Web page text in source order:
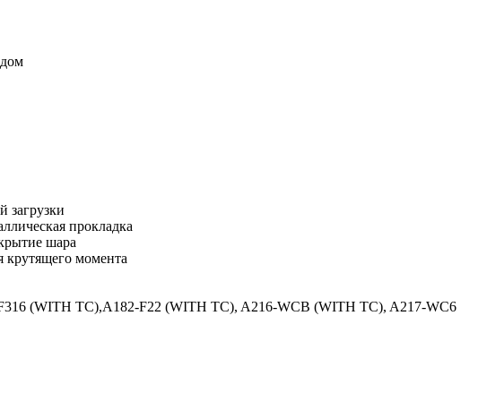
загрузки
прокладка
шара
момента
(WITH TC),A182-F22 (WITH TC), A216-WCB (WITH TC), A217-WC6